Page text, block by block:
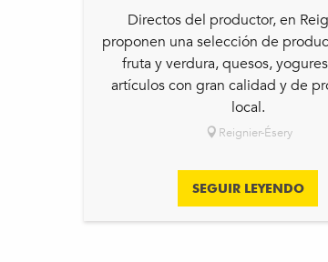
Directos del productor, en
proponen una selección de
fruta y verdura, quesos,
artículos con gran calidad y de
local.
Reignier-Ésery
SEGUIR LEYENDO